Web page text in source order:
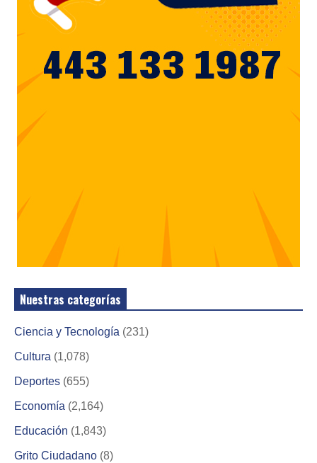
Nuestras categorías
Ciencia y Tecnología (231)
Cultura (1,078)
Deportes (655)
Economía (2,164)
Educación (1,843)
Grito Ciudadano (8)